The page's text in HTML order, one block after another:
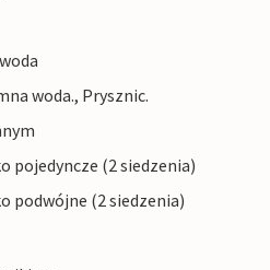
woda., Prysznic.
pojedyncze (2 siedzenia)
podwójne (2 siedzenia)